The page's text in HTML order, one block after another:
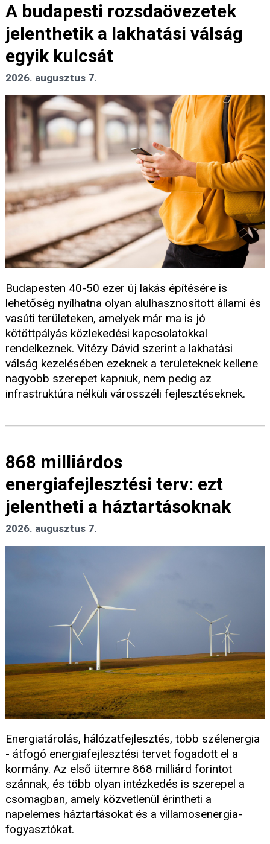
A budapesti rozsdaövezetek
jelenthetik a lakhatási válság
egyik kulcsát
2026. augusztus 7.
Budapesten 40-50 ezer új lakás építésére is
lehetőség nyílhatna olyan alulhasznosított állami és
vasúti területeken, amelyek már ma is jó
kötöttpályás közlekedési kapcsolatokkal
rendelkeznek. Vitézy Dávid szerint a lakhatási
válság kezelésében ezeknek a területeknek kellene
nagyobb szerepet kapniuk, nem pedig az
infrastruktúra nélküli városszéli fejlesztéseknek.
868 milliárdos
energiafejlesztési terv: ezt
jelentheti a háztartásoknak
2026. augusztus 7.
Energiatárolás, hálózatfejlesztés, több szélenergia
- átfogó energiafejlesztési tervet fogadott el a
kormány. Az első ütemre 868 milliárd forintot
szánnak, és több olyan intézkedés is szerepel a
csomagban, amely közvetlenül érintheti a
napelemes háztartásokat és a villamosenergia-
fogyasztókat.